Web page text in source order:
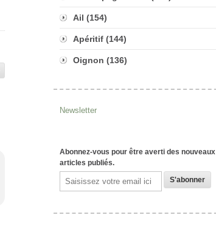
Ail (154)
Apéritif (144)
Oignon (136)
Newsletter
Abonnez-vous pour être averti des nouveaux
articles publiés.
Email